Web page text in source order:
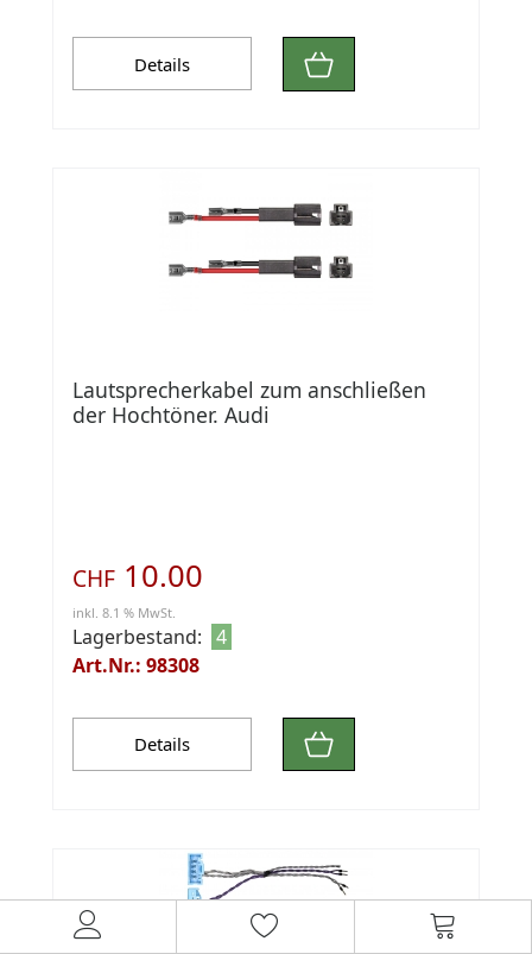
Details
Lautsprecherkabel zum anschließen
der Hochtöner. Audi
CHF 10.00
inkl. 8.1 % MwSt.
Lagerbestand: 4
Art.Nr.: 98308
Details